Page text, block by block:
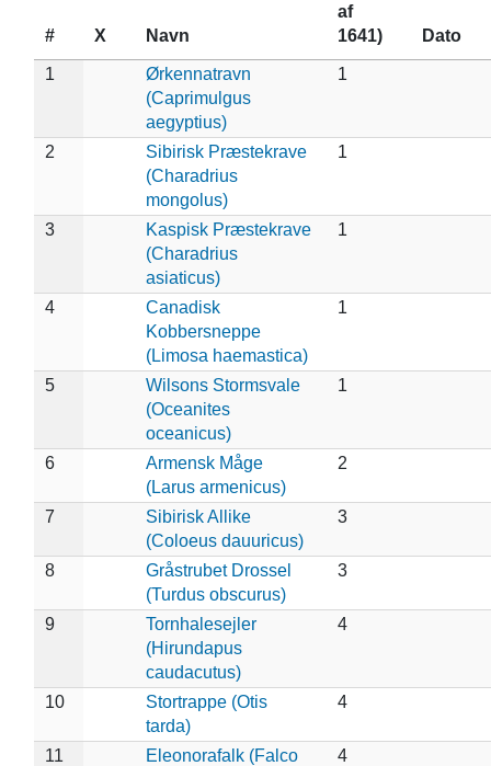
# X Navn
af
1641)
Dato
1
Ørkennatravn
(Caprimulgus
aegyptius)
1
2
Sibirisk Præstekrave
(Charadrius
mongolus)
1
3
Kaspisk Præstekrave
(Charadrius
asiaticus)
1
4
Canadisk
Kobbersneppe
(Limosa haemastica)
1
5
Wilsons Stormsvale
(Oceanites
oceanicus)
1
6
Armensk Måge
(Larus armenicus)
2
7
Sibirisk Allike
(Coloeus dauuricus)
3
8
Gråstrubet Drossel
(Turdus obscurus)
3
9
Tornhalesejler
(Hirundapus
caudacutus)
4
10
Stortrappe (Otis
tarda)
4
11
Eleonorafalk (Falco
4